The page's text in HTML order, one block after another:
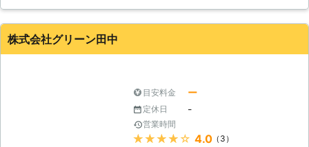
の伐採も私たちは対応可能ですので、
安心しておまかせください。住宅の庭
お願いいたします。
でしょうか。例えばお客様のお庭があ
まりに狭いと、作業車が入らないので
伐採を断る業者も存在します。またほ
かにも、電線にかかっている木や近隣
株式会社グリーン田中
目安料金 ー
定休日 -
営業時間
★★★★★ 4.0（3）